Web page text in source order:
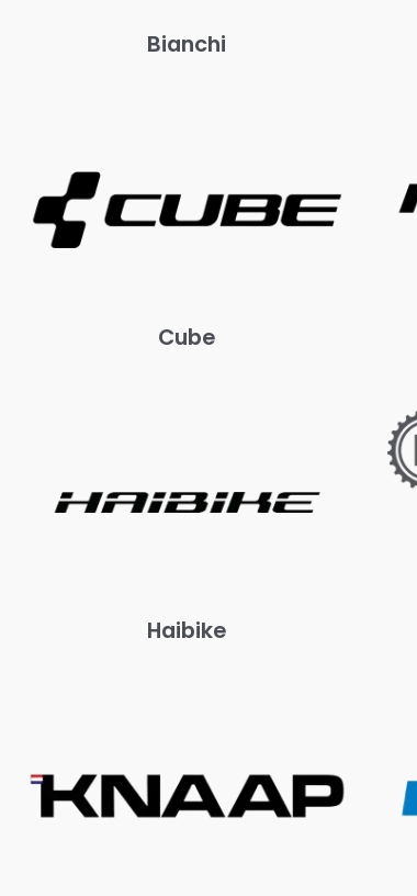
Bianchi
Cube
Haibike